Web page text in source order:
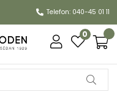
Telefon: 040-45 01 11
0